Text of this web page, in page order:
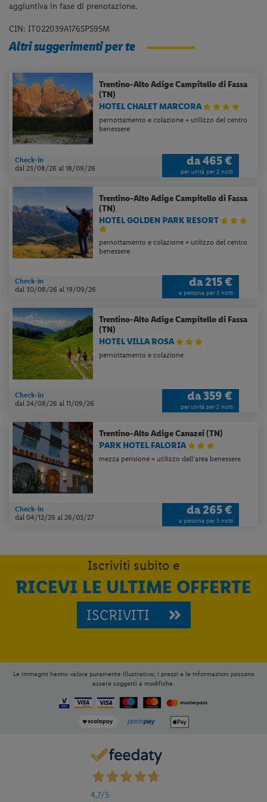
aggiuntiva in fase di prenotazione.
CIN: IT022039A176SPS95M
Altri suggerimenti per te
Trentino-Alto AdigeCampitello di Fassa
(TN)
HOTEL CHALET MARCORA
pernottamento e colazione + utilizzo del centro
benessere
Check-in
dal 23/08/26al 18/09/26
da465 €
per unità per 2 notti
Trentino-Alto AdigeCampitello di Fassa
(TN)
HOTEL GOLDEN PARK RESORT
pernottamento e colazione + utilizzo del centro
benessere
Check-in
dal 30/08/26al 19/09/26
da215 €
a persona per 3 notti
Trentino-Alto AdigeCampitello di Fassa
(TN)
HOTEL VILLA ROSA
pernottamento e colazione
Check-in
dal 24/08/26al 11/09/26
da359 €
per unità per 2 notti
Trentino-Alto AdigeCanazei (TN)
PARK HOTEL FALORIA
mezza pensione + utilizzo dell’area benessere
Check-in
dal 04/12/26al 26/03/27
da265 €
a persona per 3 notti
Iscriviti subito e
RICEVI LE ULTIME OFFERTE
ISCRIVITI
Le immagini hanno valore puramente illustrativo; i prezzi e le informazioni possono
essere soggetti a modifiche.
4,7/5
Per aggiungere Lidl Viaggi
Home, apri il menu opzioni evidenziato
dall' icona